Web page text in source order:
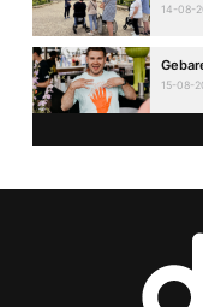
14-08-
15-08-